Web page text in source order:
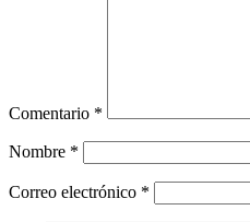
Comentario *
Nombre *
Correo electrónico *